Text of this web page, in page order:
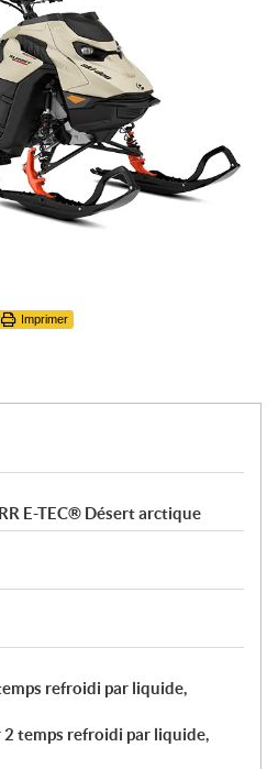
Imprimer
E-TEC® Désert arctique
refroidi par liquide,
temps refroidi par liquide,